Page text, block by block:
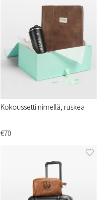
Kokoussetti nimellä, ruskea
€70